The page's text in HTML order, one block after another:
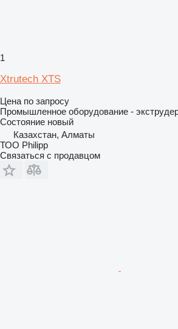
1
Xtrutech XTS
Цена по запросу
Промышленное оборудование -
Состояние новый
Казахстан, Алматы
ТОО Philipp
Связаться с продавцом